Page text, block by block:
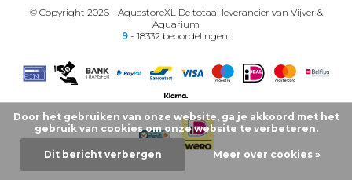
© Copyright 2026 - AquastoreXL De totaal leverancier van Vijver &
Aquarium
9 - 18332 beoordelingen!
Door het gebruiken van onze website, ga je akkoord met het
gebruik van cookies om onze website te verbeteren.
Dit bericht verbergen Meer over cookies »